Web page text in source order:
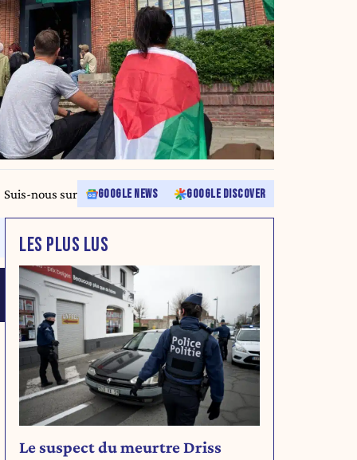
Suis-nous sur GOOGLE NEWS GOOGLE DISCOVER
LES PLUS LUS
Le suspect du meurtre Driss